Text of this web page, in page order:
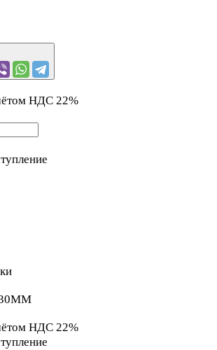
НДС 22%
НДС 22%